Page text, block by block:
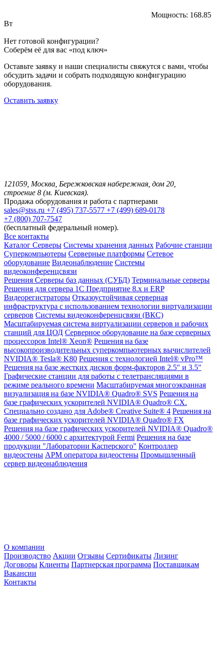
Мощность: 168.85
Вт
Нет готовой конфигурации?
Соберём её для вас «под ключ»
Оставьте заявку и наши специалисты свяжутся с вами, чтобы
обсудить задачи и собрать подходящую конфигурацию
оборудования.
Оставить заявку
121059, Москва, Бережковская набережная, дом 20,
строение 8 (м. Киевская).
Продажа оборудования и работа с партнерами
sales@stss.ru +7 (495) 737-5577 +7 (499) 689-0178
+7 (800) 707-7547
(бесплатный федеральный номер).
Все контакты
Каталог Серверы Системы хранения данных Рабочие станции
Суперкомпьютеры Серверные платформы Сетевое
оборудование Видеонаблюдение Системы
видеоконференцсвязи
Решения Серверы баз данных (СУБД) Терминальные серверы
Решения для сервера 1С Предприятие 8.x и ERP
Видеорегистраторы Отказоустойчивая серверная
инфраструктура с использованием технологии виртуализации
серверов Системы видеоконференцсвязи (ВКС)
Масштабируемая система виртуализации серверов и рабочих
станций для ЦОД Серверное оборудование на базе серверных
процессоров Intel® Xeon® Решения на базе
высокопроизводительных суперкомпьютерных вычислителей
NVIDIA® Tesla® K80 Решения с технологией Intel® vPro™
Решения на базе жестких дисков форм-факторов 2.5" и 3.5"
Графические станции для работы с телетрансляциями в
режиме реального времени Масштабируемая многоэкранная
визуализация на базе NVIDIA® Quadro® SVS Решения на
базе графических ускорителей NVIDIA® Quadro® CX.
Специально создано для Adobe® Creative Suite® 4 Решения на
базе графических ускорителей NVIDIA® Quadro® FX
Решения на базе графических ускорителей NVIDIA® Quadro®
4000 / 5000 / 6000 с архитектурой Fermi Решения на базе
продукции "Лаборатории Касперского" Контроллер
видеостены АРМ оператора видеостены Промышленный
сервер видеонаблюдения
О компании
Производство Акции Отзывы Сертификаты Лизинг
Договоры Клиенты Партнерская программа Поставщикам
Вакансии
Контакты